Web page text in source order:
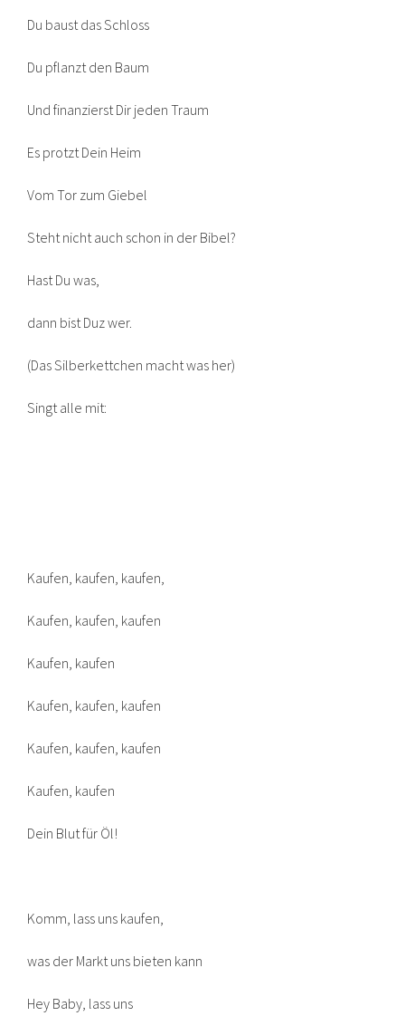
Du baust das Schloss
Du pflanzt den Baum
Und finanzierst Dir jeden Traum
Es protzt Dein Heim
Vom Tor zum Giebel
Steht nicht auch schon in der Bibel?
Hast Du was,
dann bist Duz wer.
(Das Silberkettchen macht was her)
Singt alle mit:
Kaufen, kaufen, kaufen,
Kaufen, kaufen, kaufen
Kaufen, kaufen
Kaufen, kaufen, kaufen
Kaufen, kaufen, kaufen
Kaufen, kaufen
Dein Blut für Öl!
Komm, lass uns kaufen,
was der Markt uns bieten kann
Hey Baby, lass uns